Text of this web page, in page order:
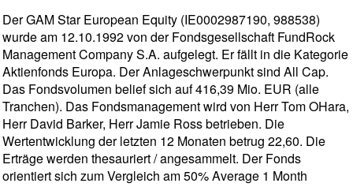
Der GAM Star European Equity (IE0002987190, 988538)
wurde am 12.10.1992 von der Fondsgesellschaft FundRock
Management Company S.A. aufgelegt. Er fällt in die Kategorie
Aktienfonds Europa. Der Anlageschwerpunkt sind All Cap.
Das Fondsvolumen belief sich auf 416,39 Mio. EUR (alle
Tranchen). Das Fondsmanagement wird von Herr Tom OHara,
Herr David Barker, Herr Jamie Ross betrieben. Die
Wertentwicklung der letzten 12 Monaten betrug 22,60. Die
Erträge werden thesauriert / angesammelt. Der Fonds
orientiert sich zum Vergleich am 50% Average 1 Month